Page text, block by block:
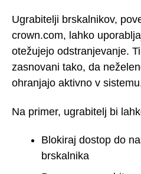
Ugrabitelji brskalnikov,
crown.com, lahko
otežujejo odstranjevanje.
zasnovani tako, da
ohranjajo aktivno v
Na primer, ugrabitelj bi
Blokiraj dostop do
brskalnika